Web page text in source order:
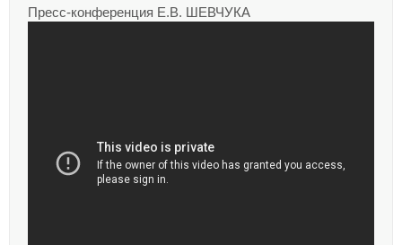
Пресс-конференция Е.В. ШЕВЧУКА